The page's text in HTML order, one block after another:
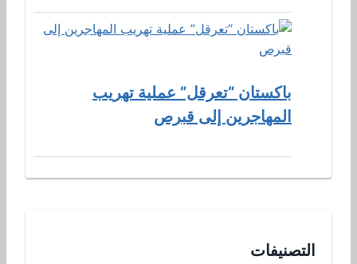
باكستان “تعرقل” عملية تهريب
المهاجرين إلى قبرص
التصنيفات